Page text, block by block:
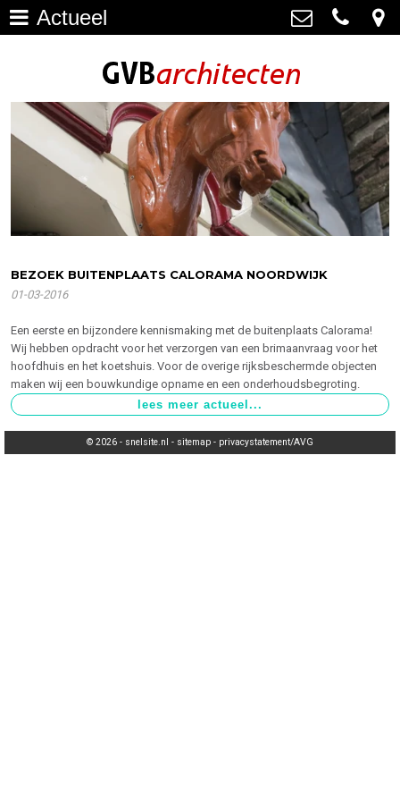
Bouwhistorie >
Onderhoud >
impressie oudere projecten >
Actueel
Contact >
GVB architecten
Haagweg 4-G3, 2311 AA Leiden
info@gvbarchitecten.nl
Actueel
BEZOEK BUITENPLAATS CALORAMA NOORDWIJK
01-03-2016
Een eerste en bijzondere kennismaking met de buitenplaats Calorama!
Wij hebben opdracht voor het verzorgen van een brimaanvraag voor het
hoofdhuis en het koetshuis. Voor de overige rijksbeschermde objecten
maken wij een bouwkundige opname en een onderhoudsbegroting.
© 2026 - snelsite.nl - sitemap - privacystatement/AVG